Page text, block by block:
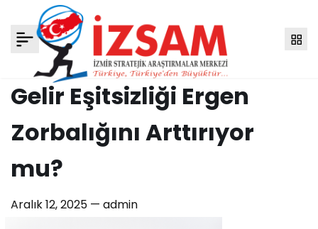
Gelir Eşitsizliği Ergen
Zorbalığını Arttırıyor
mu?
Aralık 12, 2025 — admin